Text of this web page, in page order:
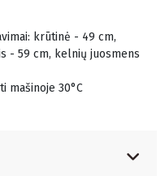
krūtinė - 49 cm,
- 59 cm, kelnių juosmens
mašinoje 30°C